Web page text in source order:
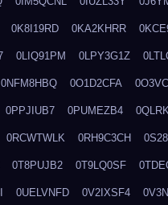
0K8I19RD 0KA2KHRR
0LIQ91PM 0LPY3G1Z
0NFM8HBQ 0O1D2CFA
0PPJIUB7 0PUMEZB4
0RCWTWLK 0RH9C3CH
0T8PUJB2 0T9LQ0SF
0UELVNFD 0V2IXSF4